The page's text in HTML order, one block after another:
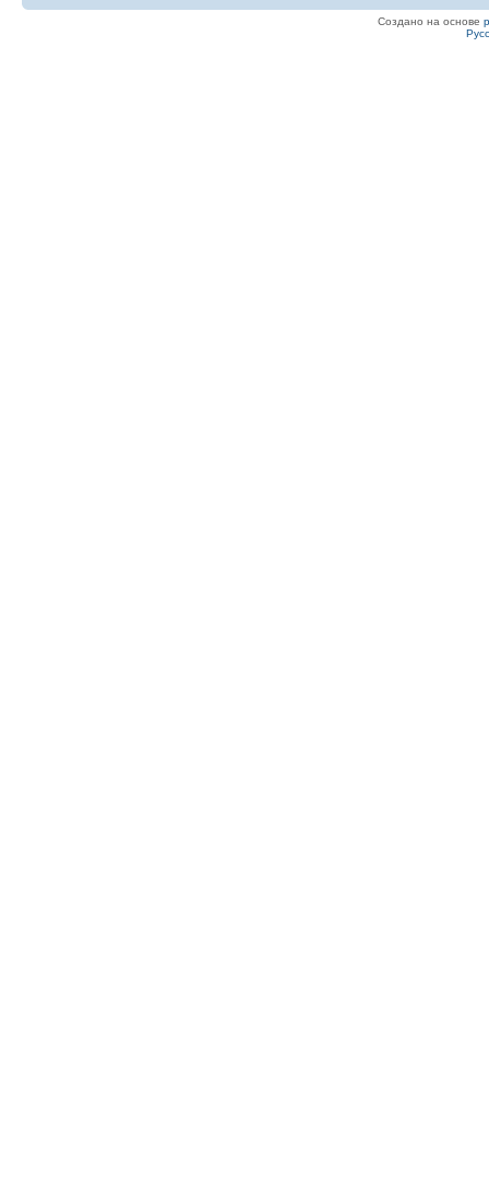
Создано на основе